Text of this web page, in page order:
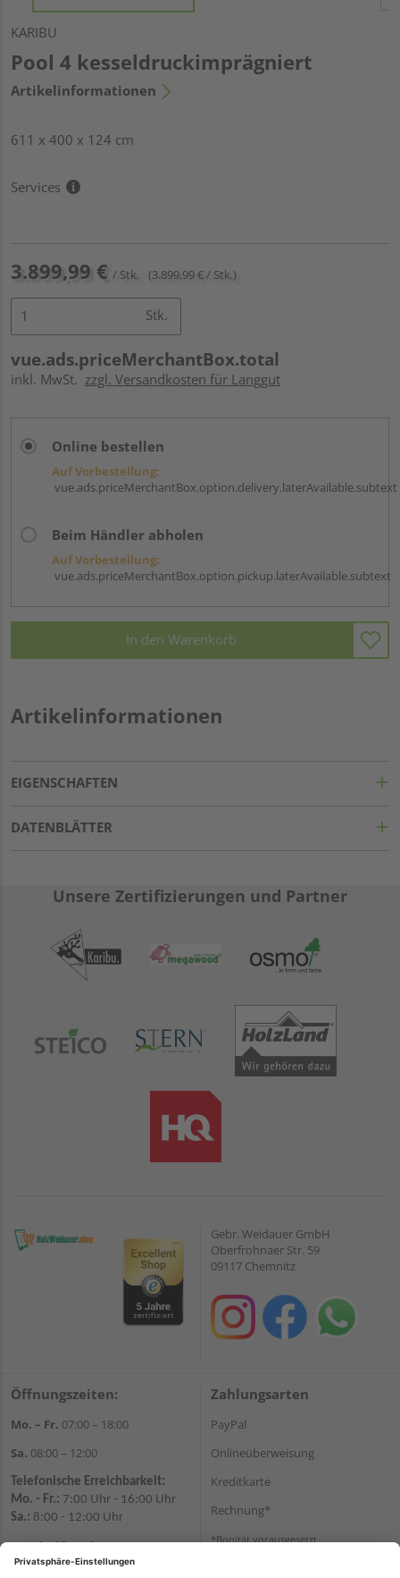
KARIBU
Pool 4 kesseldruckimprägniert
Artikelinformationen
611 x 400 x 124 cm
Services
3.899,99 € / Stk. (3.899,99 € / Stk.)
Stk.
vue.ads.priceMerchantBox.total
inkl. MwSt. zzgl. Versandkosten für Langgut
Online bestellen
Auf Vorbestellung:
vue.ads.priceMerchantBox.option.delivery.laterAvailable.subtext
Beim Händler abholen
Auf Vorbestellung:
vue.ads.priceMerchantBox.option.pickup.laterAvailable.subtext
In den Warenkorb
Artikelinformationen
EIGENSCHAFTEN
DATENBLÄTTER
Unsere Zertifizierungen und Partner
Gebr. Weidauer GmbH
Oberfrohnaer Str. 59
09117 Chemnitz
Öffnungszeiten:
Mo. – Fr. 07:00 – 18:00
Sa. 08:00 – 12:00
Telefonische Erreichbarkeit:
Mo. - Fr.: 7:00 Uhr - 16:00 Uhr
Sa.: 8:00 - 12:00 Uhr
Wir helfen Ihnen gerne
weiter
Zahlungsarten
PayPal
Onlineüberweisung
Kreditkarte
Rechnung*
*Bonität vorausgesetzt